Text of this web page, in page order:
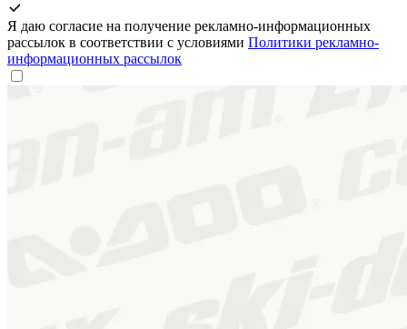
Я даю согласие на получение рекламно-информационных
рассылок в соответствии с условиями Политики рекламно-
информационных рассылок